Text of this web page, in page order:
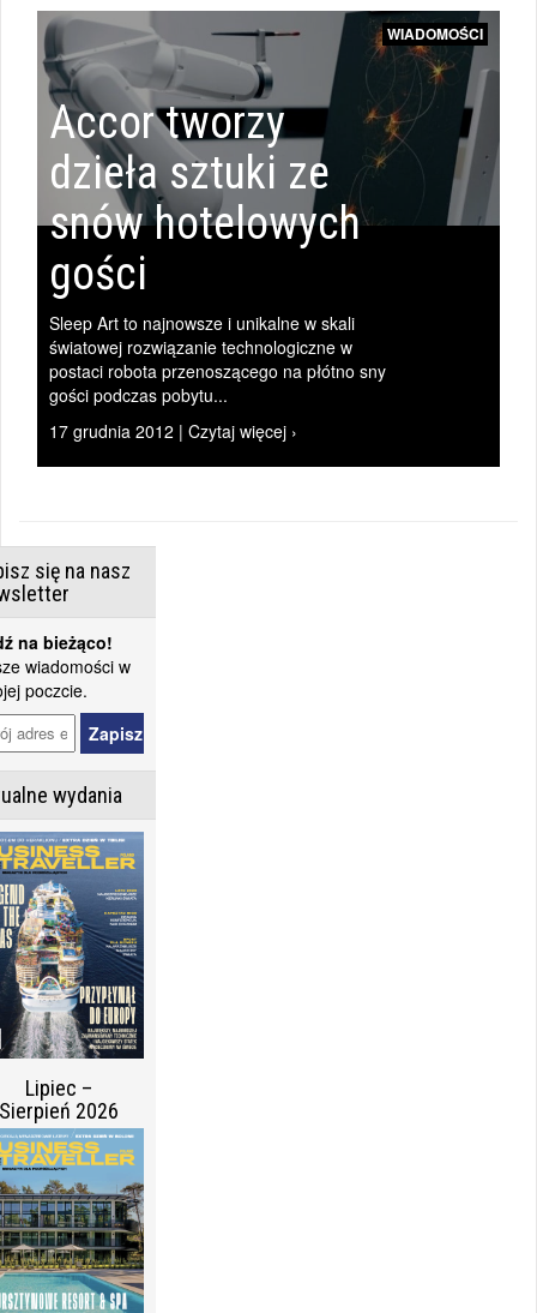
WIADOMOŚCI
Accor tworzy
dzieła sztuki ze
snów hotelowych
gości
Sleep Art to najnowsze i unikalne w skali
światowej rozwiązanie technologiczne w
postaci robota przenoszącego na płótno sny
gości podczas pobytu...
17 grudnia 2012 | Czytaj więcej ›
się na nasz
na bieżąco!
wiadomości w
poczcie.
wydania
Lipiec –
2026